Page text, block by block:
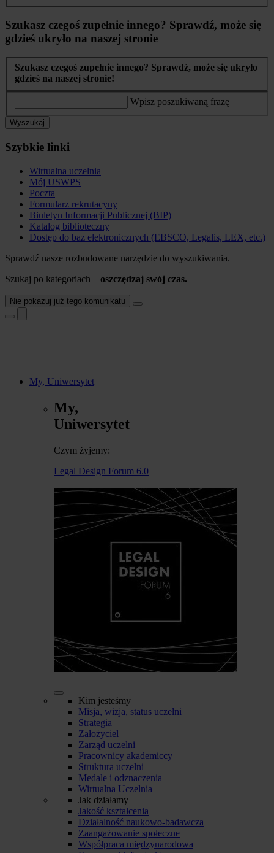
Szukasz czegoś zupełnie innego? Sprawdź, może się
gdzieś ukryło na naszej stronie
Szukasz czegoś zupełnie innego? Sprawdź, może się ukryło
gdzieś na naszej stronie!
Wpisz poszukiwaną frazę
Wyszukaj
Szybkie linki
Wirtualna uczelnia
Mój USWPS
Poczta
Formularz rekrutacyny
Biuletyn Informacji Publicznej (BIP)
Katalog biblioteczny
Dostęp do baz elektronicznych (EBSCO, Legalis, LEX, etc.)
Sprawdź nasze rozbudowane narzędzie do wyszukiwania.
Szukaj po kategoriach – oszczędzaj swój czas.
Nie pokazuj już tego komunikatu
My, Uniwersytet
My,
Uniwersytet
Czym żyjemy:
Legal Design Forum 6.0
Kim jesteśmy
Misja, wizja, status uczelni
Strategia
Założyciel
Zarząd uczelni
Pracownicy akademiccy
Struktura uczelni
Medale i odznaczenia
Wirtualna Uczelnia
Jak działamy
Jakość kształcenia
Działalność naukowo-badawcza
Zaangażowanie społeczne
Współpraca międzynarodowa